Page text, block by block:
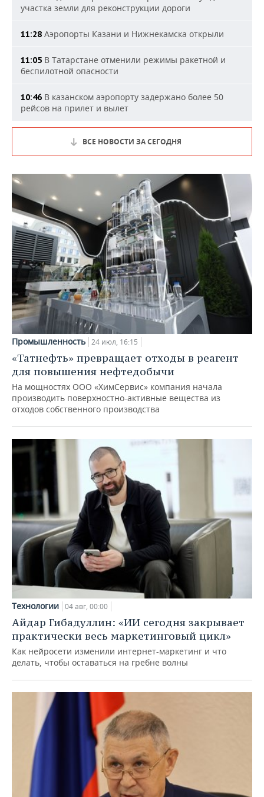
участка земли для реконструкции дороги
11:28 Аэропорты Казани и Нижнекамска открыли
11:05 В Татарстане отменили режимы ракетной и
беспилотной опасности
10:46 В казанском аэропорту задержано более 50
рейсов на прилет и вылет
ВСЕ НОВОСТИ ЗА СЕГОДНЯ
Промышленность 24 июл, 16:15
«Татнефть» превращает отходы в реагент
для повышения нефтедобычи
На мощностях ООО «ХимСервис» компания начала
производить поверхностно-активные вещества из
отходов собственного производства
Технологии 04 авг, 00:00
Айдар Гибадуллин: «ИИ сегодня закрывает
практически весь маркетинговый цикл»
Как нейросети изменили интернет-маркетинг и что
делать, чтобы оставаться на гребне волны